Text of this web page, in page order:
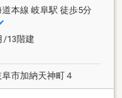
有）・不在時に便利
道本線 岐阜駅 徒歩5分
/13階建
市加納天神町４